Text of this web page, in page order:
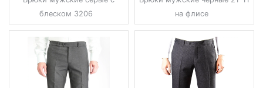
блеском 3206
на флисе